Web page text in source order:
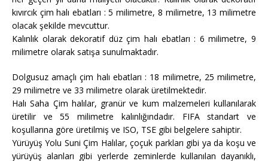
kıvırcık çim halı ebatları : 5 milimetre, 8 milimetre, 13 milimetre
olacak şekilde mevcuttur.
Kalınlık olarak dekoratif düz çim halı ebatları : 6 milimetre, 9
milimetre olarak satışa sunulmaktadır.
Dolgusuz amaçlı çim halı ebatları : 18 milimetre, 25 milimetre,
29 milimetre ve 33 milimetre olarak üretilmektedir.
Halı Saha Çim halılar, granür ve kum malzemeleri kullanılarak
üretilir ve 55 milimetre kalınlığındadır. FIFA standart ve
koşullarına göre üretilmiş ve ISO, TSE gibi belgelere sahiptir.
Yürüyüş Yolu Suni Çim Halılar, çoçuk parkları gibi ya da koşu ve
yürüyüş alanları gibi yerlerde zeminlerde kullanılan dayanıklı,